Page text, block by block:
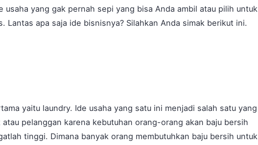
usaha yang gak pernah sepi yang bisa Anda ambil atau pilih untuk
Lantas apa saja ide bisnisnya? Silahkan Anda simak berikut ini.
yaitu laundry. Ide usaha yang satu ini menjadi salah satu yang
pelanggan karena kebutuhan orang-orang akan baju bersih
tinggi. Dimana banyak orang membutuhkan baju bersih untuk